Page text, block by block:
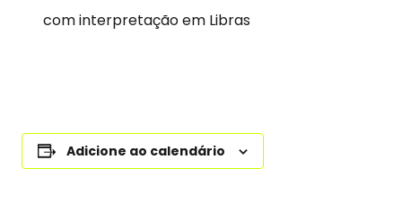
com interpretação em Libras
Adicione ao calendário